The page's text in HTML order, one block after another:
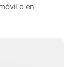
o en